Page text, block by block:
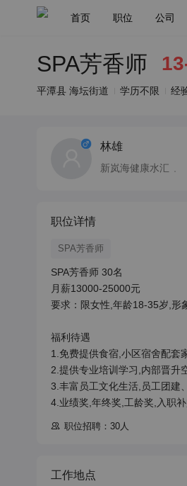
首页 职位 公司
SPA芳香师
平潭县 海坛街道 学历不限 经
林雄
新岚海健康水汇
职位详情
SPA芳香师
SPA芳香师 30名
月薪13000-25000元
要求：限女性,年龄18-35岁,形
福利待遇
1.免费提供食宿,小区宿舍配套
2.提供专业培训学习,内部晋升
3.丰富员工文化生活,员工团建
职位招聘：30人
工作地点